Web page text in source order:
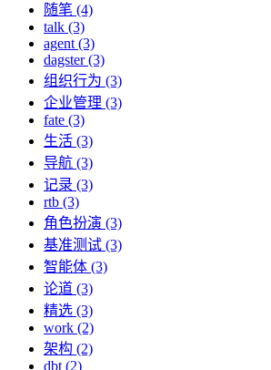
随笔 (4)
talk (3)
agent (3)
dagster (3)
组织行为 (3)
企业管理 (3)
fate (3)
生活 (3)
导航 (3)
记录 (3)
rtb (3)
角色扮演 (3)
基准测试 (3)
智能体 (3)
论道 (3)
精选 (3)
work (2)
架构 (2)
dbt (2)